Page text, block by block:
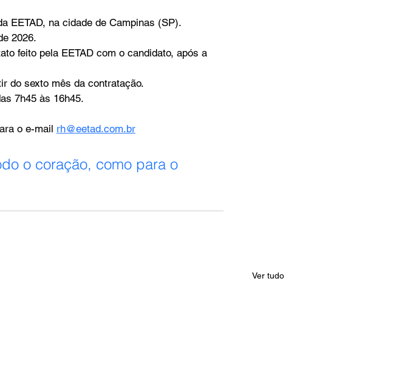
EETAD, na cidade de Campinas (SP).
2026.
feito pela EETAD com o candidato, após a
do sexto mês da contratação.
7h45 às 16h45.
o e-mail rh@eetad.com.br
o coração, como para o
Ver tudo